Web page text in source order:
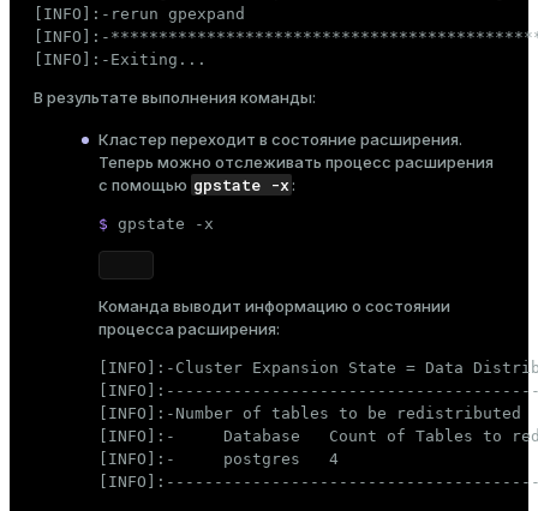
[INFO]:-rerun gpexpand
[INFO]:-
[INFO]:-Exiting...
В результате выполнения команды:
Кластер переходит в состояние расширения.
Теперь можно отслеживать процесс расширения
с помощью gpstate -x:
$ gpstate -x
Команда выводит информацию о состоянии
процесса расширения:
[INFO]:-Cluster Expansion State = Data
[INFO]:-Number of tables to be redistributed
[INFO]:-     Database   Count of Tables to
[INFO]:-     postgres   4